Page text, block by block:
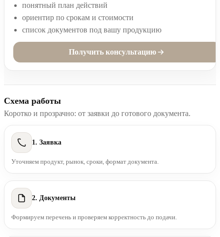
понятный план действий
ориентир по срокам и стоимости
список документов под вашу продукцию
Получить консультацию
Схема работы
Коротко и прозрачно: от заявки до готового документа.
1. Заявка
Уточняем продукт, рынок, сроки, формат документа.
2. Документы
Формируем перечень и проверяем корректность до подачи.